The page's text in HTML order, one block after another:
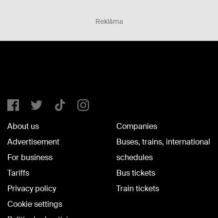
Reklāma
About us
Advertisement
For business
Tariffs
Privacy policy
Cookie settings
Companies
Buses, trains, international
schedules
Bus tickets
Train tickets